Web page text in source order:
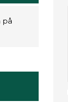
på